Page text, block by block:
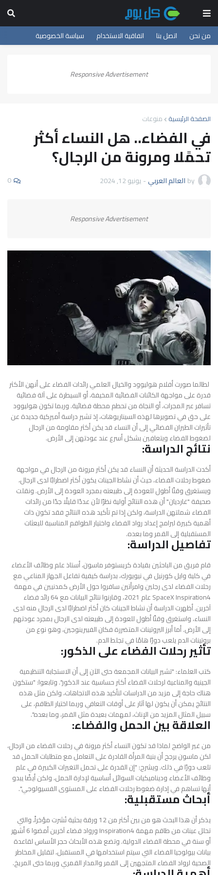
من نحن اتصل بنا اتفاقية الاستخدام سياسة الخصوصية
Responsive Advertisement
الصفحة الرئيسية منوعات
في الفضاء.. هل النساء أكثر
تحمًلا ومرونة من الرجال؟
by العالم العربي-يونيو 12, 2024 0
Responsive Advertisement
لطالما صورت أفلام هوليوود والخيال العلمي رائدات الفضاء على أنهن الأكثر
قدرة على مواجهة الكائنات الفضائية المخيفة، أو السيطرة على آلة فضائية
تسافر عبر المجرات، أو النجاة من تحطم محطة فضائية. وربما تكون هوليوود
على حق في تصويرها لهذه السيناريوهات، إذ تشير دراسة أميركية جديدة عن
تأثيرات الطيران الفضائي إلى أن النساء قد يكن أكثر مقاومة من الرجال
لضغوط الفضاء ويتعافين بشكل أسرع عند عودتهن إلى الأرض.
نتائج الدراسة:
أكدت الدراسة الحديثة أن النساء قد يكن أكثر مرونة من الرجال في مواجهة
ضغوط رحلات الفضاء، حيث أن نشاط الجينات يكون أكثر اضطرابًا لدى الرجال،
ويستغرق وقتًا أطول للعودة إلى طبيعته بمجرد العودة إلى الأرض. ونقلت
صحيفة "غارديان" أن هذه النتائج أولية نظرًا لأن عددًا قليلًا جدًا من رائدات
الفضاء شملتهن الدراسة، ولكن إذا تم تأكيد هذه النتائج فقد تكون ذات
أهمية كبيرة لبرامج إعداد رواد الفضاء واختيار الطواقم المناسبة للبعثات
المستقبلية إلى القمر وما بعده.
تفاصيل الدراسة:
قام فريق من الباحثين بقيادة كريستوفر ماسون، أستاذ علم وظائف الأعضاء
في كلية وايل كورنيل في نيويورك، بدراسة كيفية تفاعل الجهاز المناعي مع
رحلات الفضاء لدى رجلين وامرأتين سافروا حول الأرض كمدنيين في مهمة
SpaceX Inspiration4 عام 2021، وقارنوا نتائج البيانات مع 64 رائد فضاء
آخرين. أظهرت الدراسة أن نشاط الجينات كان أكثر اضطرابًا لدى الرجال منه لدى
النساء، واستغرق وقتًا أطول للعودة إلى طبيعته لدى الرجال بمجرد عودتهم
إلى الأرض. أما أبرز البروتينات المتضررة فكان الفيبرينوجين، وهو نوع من
بروتينات الدم يلعب دورًا هامًا في تجلط الدم.
تأثير رحلات الفضاء على الذكور:
كتب العلماء: "تشير البيانات المجمعة حتى الآن إلى أن الاستجابة التنظيمية
الجينية والمناعية لرحلات الفضاء أكثر حساسية عند الذكور". وتابعوا: "ستكون
هناك حاجة إلى مزيد من الدراسات لتأكيد هذه الاتجاهات، ولكن مثل هذه
النتائج يمكن أن يكون لها آثار على أوقات التعافي وربما اختيار الطاقم، على
سبيل المثال المزيد من الإناث، لمهمات بعيدة مثل القمر، وما بعده".
العلاقة بين الحمل والفضاء:
من غير الواضح لماذا قد تكون النساء أكثر مرونة في رحلات الفضاء من الرجال،
لكن ماسون يرجح أن بنية المرأة القادرة على التعامل مع متطلبات الحمل قد
تلعب دورًا في ذلك. ويشرح: "إن القدرة على تحمل التغيرات الكبيرة في علم
وظائف الأعضاء وديناميكيات السوائل أساسية لإدارة الحمل، ولكن أيضًا يبدو
أنها تساهم في إدارة ضغوط رحلات الفضاء على المستوى الفسيولوجي".
أبحاث مستقبلية:
يذكر أن هذا البحث هو من بين أكثر من 12 ورقة بحثية نُشرت مؤخراً، والتي
تحلل عينات من طاقم مهمة Inspiration4 ورواد فضاء آخرين أمضوا 6 أشهر
أو سنة في محطة الفضاء الدولية. وتضع هذه الأبحاث حجر الأساس لقاعدة
بيانات بيولوجيا الفضاء التي سيتم استخدامها في المستقبل، لتقليل المخاطر
الصحية لرواد الفضاء المتجهين إلى القمر والمدار القمري وربما حتى المريخ.